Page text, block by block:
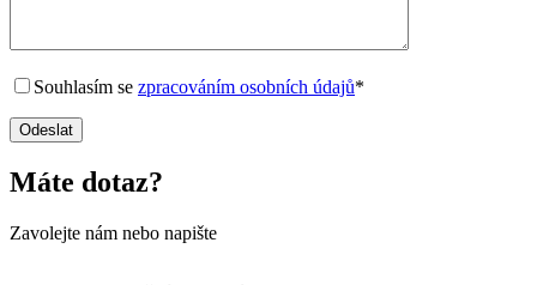
Souhlasím se zpracováním osobních údajů*
Máte dotaz?
Zavolejte nám nebo napište